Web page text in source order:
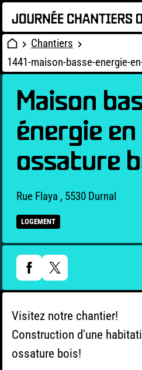
Chantiers
1441-maison-basse-energie-
Maison
énergie en
ossature
Rue Flaya , 5530 Durnal
LOGEMENT
Visitez notre chantier!
Construction d'une
ossature bois!